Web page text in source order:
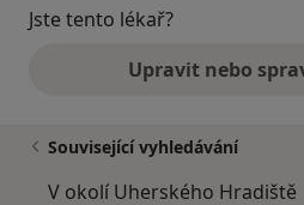
Jste tento lékař?
Upravit nebo
Související vyhledávání
V okolí Uherského Hradiště